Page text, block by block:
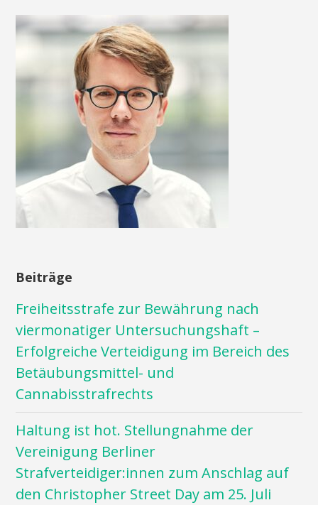
Beiträge
Freiheitsstrafe zur Bewährung nach
viermonatiger Untersuchungshaft –
Erfolgreiche Verteidigung im Bereich des
Betäubungsmittel- und
Cannabisstrafrechts
Haltung ist hot. Stellungnahme der
Vereinigung Berliner
Strafverteidiger:innen zum Anschlag auf
den Christopher Street Day am 25. Juli